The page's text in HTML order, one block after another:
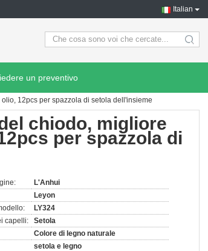
Italian
search
un preventivo
12pcs per spazzola di setola dell'insieme
chiodo, migliore
per spazzola di
L'Anhui
Leyon
LY324
capelli:
Setola
Colore di legno naturale
setola e legno